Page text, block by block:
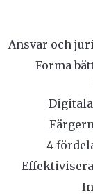
Ansvar och
Forma
4